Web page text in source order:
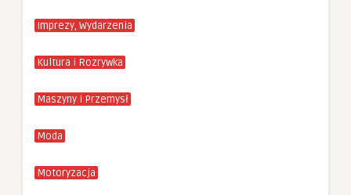
Imprezy, Wydarzenia
Kultura i Rozrywka
Maszyny i Przemysł
Moda
Motoryzacja